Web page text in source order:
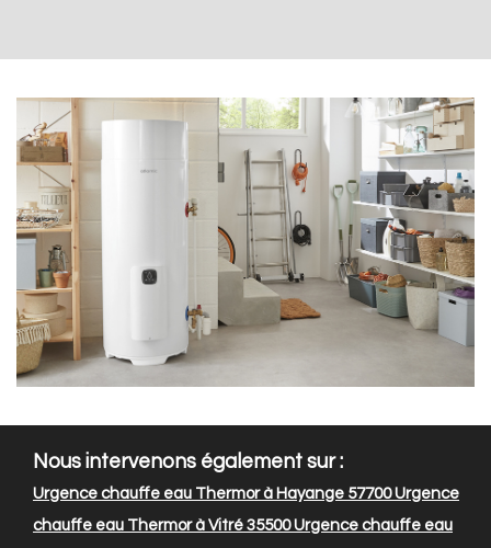
Nous intervenons également sur :
Urgence chauffe eau Thermor à Hayange 57700Urgence
chauffe eau Thermor à Vitré 35500Urgence chauffe eau